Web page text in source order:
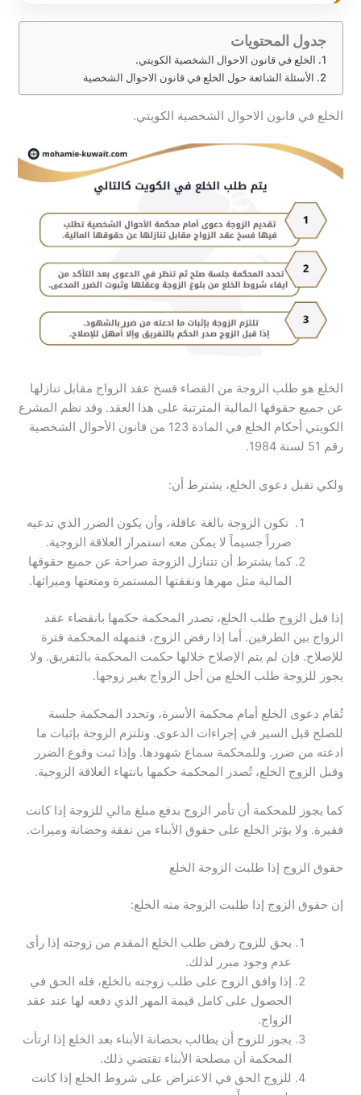
جدول المحتويات
الخلع في قانون الاحوال الشخصية الكويتي.
الأسئلة الشائعة حول الخلع في قانون الاحوال الشخصية
الخلع في قانون الاحوال الشخصية الكويتي.
الخلع هو طلب الزوجة من القضاء فسخ عقد الزواج مقابل تنازلها
عن جميع حقوقها المالية المترتبة على هذا العقد. وقد نظم المشرع
الكويتي أحكام الخلع في المادة 123 من قانون الأحوال الشخصية
رقم 51 لسنة 1984.
ولكي تقبل دعوى الخلع، يشترط أن:
تكون الزوجة بالغة عاقلة، وأن يكون الضرر الذي تدعيه
ضرراً جسيماً لا يمكن معه استمرار العلاقة الزوجية.
كما يشترط أن تتنازل الزوجة صراحة عن جميع حقوقها
المالية مثل مهرها ونفقتها المستمرة ومتعتها وميراثها.
إذا قبل الزوج طلب الخلع، تصدر المحكمة حكمها بانقضاء عقد
الزواج بين الطرفين. أما إذا رفض الزوج، فتمهله المحكمة فترة
للإصلاح. فإن لم يتم الإصلاح خلالها حكمت المحكمة بالتفريق. ولا
يجوز للزوجة طلب الخلع من أجل الزواج بغير زوجها.
تُقام دعوى الخلع أمام محكمة الأسرة، وتحدد المحكمة جلسة
للصلح قبل السير في إجراءات الدعوى. وتلتزم الزوجة بإثبات ما
ادعته من ضرر. وللمحكمة سماع شهودها. وإذا ثبت وقوع الضرر
وقبل الزوج الخلع، تُصدر المحكمة حكمها بانتهاء العلاقة الزوجية.
كما يجوز للمحكمة أن تأمر الزوج بدفع مبلغ مالي للزوجة إذا كانت
فقيرة. ولا يؤثر الخلع على حقوق الأبناء من نفقة وحضانة وميراث.
حقوق الزوج إذا طلبت الزوجة الخلع
إن حقوق الزوج إذا طلبت الزوجة منه الخلع:
يحق للزوج رفض طلب الخلع المقدم من زوجته إذا رأى
عدم وجود مبرر لذلك.
إذا وافق الزوج على طلب زوجته بالخلع، فله الحق في
الحصول على كامل قيمة المهر الذي دفعه لها عند عقد
الزواج.
يجوز للزوج أن يطالب بحضانة الأبناء بعد الخلع إذا ارتأت
المحكمة أن مصلحة الأبناء تقتضي ذلك.
للزوج الحق في الاعتراض على شروط الخلع إذا كانت